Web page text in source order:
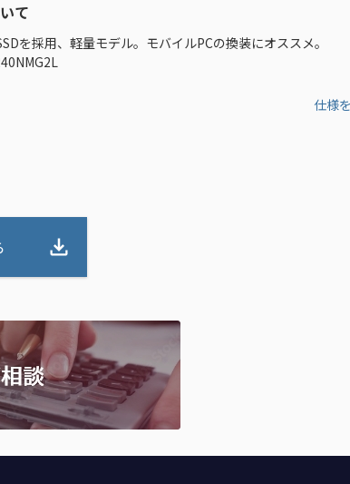
て
を採用、軽量モデル。モバイルPCの換装にオススメ。
仕様